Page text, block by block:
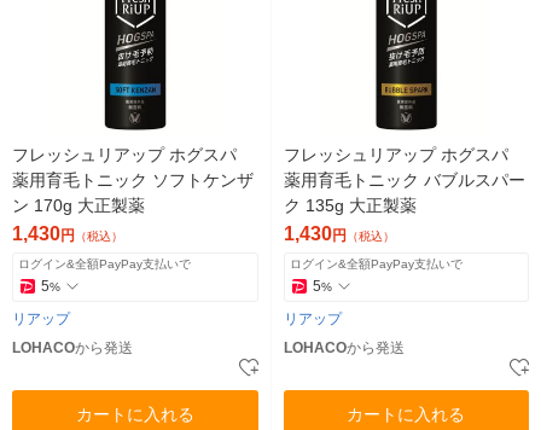
フレッシュリアップ ホグスパ
薬用育毛トニック ソフトケンザ
ン 170g 大正製薬
1,430円 （税込）
ログイン&全額PayPay支払いで
5%
リアップ
LOHACOから発送
カートに入れる
フレッシュリアップ ホグスパ
薬用育毛トニック バブルスパー
ク 135g 大正製薬
1,430円 （税込）
ログイン&全額PayPay支払いで
5%
リアップ
LOHACOから発送
カートに入れる